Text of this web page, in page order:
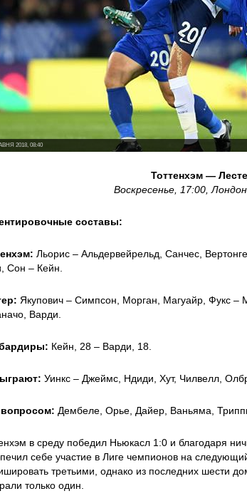
2018, 08:40
Тоттенхэм —
Воскресенье, 17:00,
составы:
Льорис – Альдервейрельд, Санчес,
Сон – Кейн.
Якупович – Симпсон, Морган, Магуайр, Фукс –
Варди.
Кейн, 28 – Варди, 18.
Уинкс – Джеймс, Ндиди, Хут, Чилвелл,
Дембеле, Орье, Дайер, Ваньяма,
в среду победил Ньюкасл 1:0 и благодаря
себе участие в Лиге чемпионов на
третьими, однако из последних шести
только один.